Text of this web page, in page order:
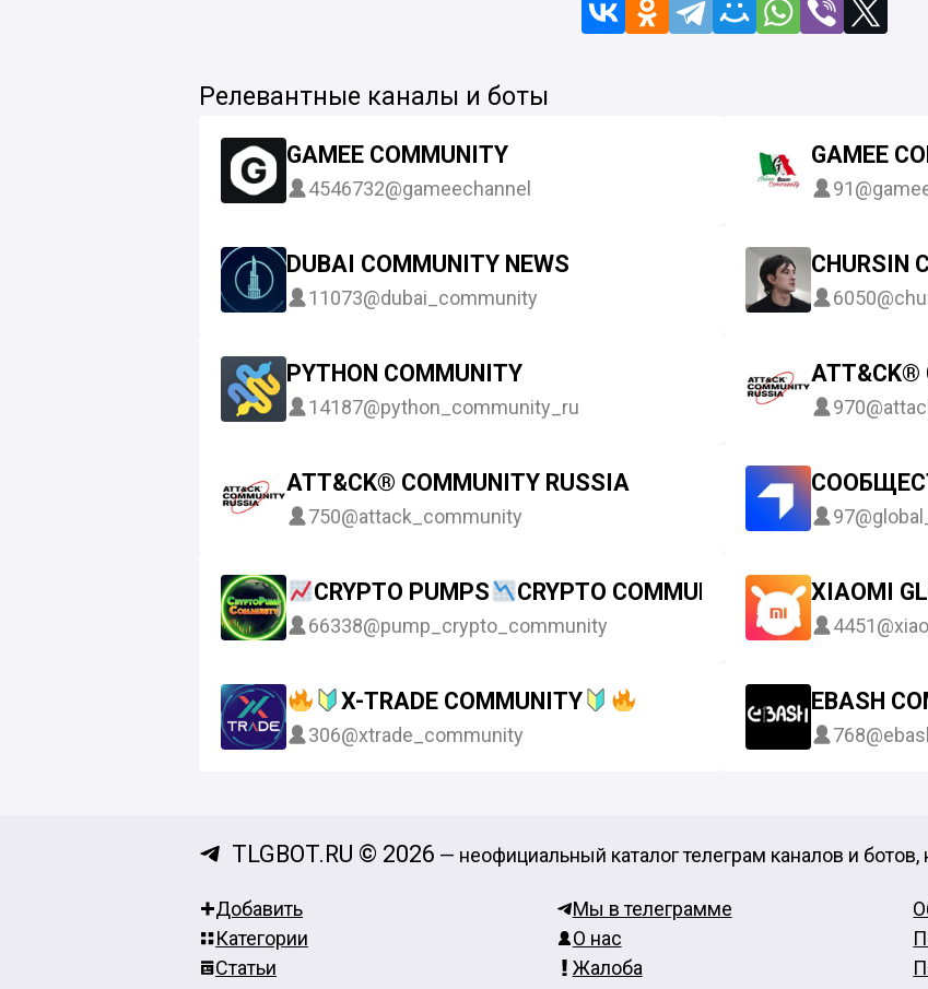
Релевантные каналы и боты
GAMEE COMMUNITY
4546732@gameechannel
GAMEE
91
DUBAI COMMUNITY NEWS
11073@dubai_community
CHURSIN
6050
PYTHON COMMUNITY
14187@python_community_ru
ATT&CK®
970
ATT&CK® COMMUNITY RUSSIA
750@attack_community 97
CRYPTO PUMPS CRYPTO COMMUNITY
66338@pump_crypto_community
XIAOMI
4451
X-TRADE COMMUNITY
306@xtrade_community
EBASH
768
TLGBOT.RU © 2026 — неофициальный каталог телеграм каналов и
Добавить
Категории
Статьи
Мы в телеграмме
О нас
Жалоба